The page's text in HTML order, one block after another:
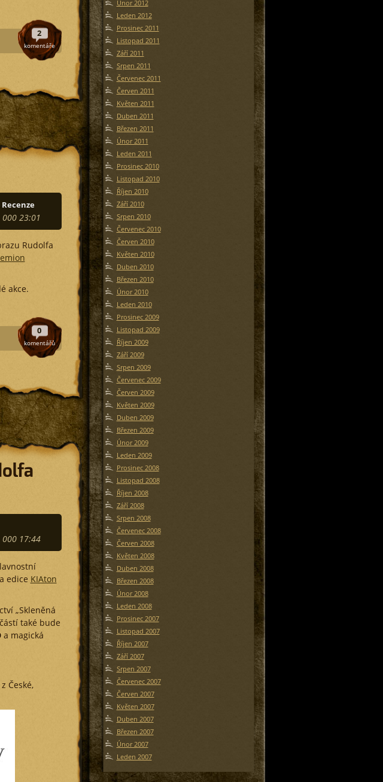
2
komentáře
Recenze
23:01
Rudolfa
akce.
0
komentářů
17:44
edice KIAton
„Skleněná
také bude
a magická
České,
Únor 2012
Leden 2012
Prosinec 2011
Listopad 2011
Září 2011
Srpen 2011
Červenec 2011
Červen 2011
Květen 2011
Duben 2011
Březen 2011
Únor 2011
Leden 2011
Prosinec 2010
Listopad 2010
Říjen 2010
Září 2010
Srpen 2010
Červenec 2010
Červen 2010
Květen 2010
Duben 2010
Březen 2010
Únor 2010
Leden 2010
Prosinec 2009
Listopad 2009
Říjen 2009
Září 2009
Srpen 2009
Červenec 2009
Červen 2009
Květen 2009
Duben 2009
Březen 2009
Únor 2009
Leden 2009
Prosinec 2008
Listopad 2008
Říjen 2008
Září 2008
Srpen 2008
Červenec 2008
Červen 2008
Květen 2008
Duben 2008
Březen 2008
Únor 2008
Leden 2008
Prosinec 2007
Listopad 2007
Říjen 2007
Září 2007
Srpen 2007
Červenec 2007
Červen 2007
Květen 2007
Duben 2007
Březen 2007
Únor 2007
Leden 2007